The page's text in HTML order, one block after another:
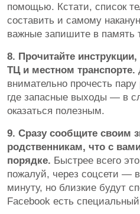
помощью. Кстати, список
составить и самому
важные запишите в память
8. Прочитайте
ТЦ и местном транспорте.
внимательно прочесть
где запасные выходы — в
оказаться полезным.
9. Сразу сообщите своим
родственникам, что с
порядке. Быстрее всего
пожалуй, через соцсети —
минуту, но близкие будут
Facebook есть